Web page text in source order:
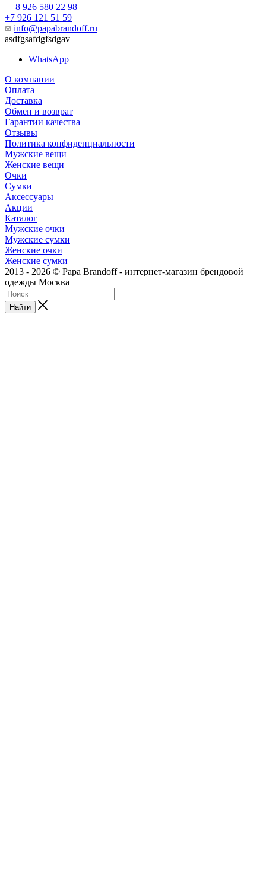
8 926 580 22 98
+7 926 121 51 59
info@papabrandoff.ru
asdfgsafdgfsdgav
WhatsApp
О компании
Оплата
Доставка
Обмен и возврат
Гарантии качества
Отзывы
Политика конфиденциальности
Мужские вещи
Женские вещи
Очки
Сумки
Аксессуары
Акции
Каталог
Мужские очки
Мужские сумки
Женские очки
Женские сумки
2013 - 2026 © Papa Brandoff - интернет-магазин брендовой
одежды Москва
Найти